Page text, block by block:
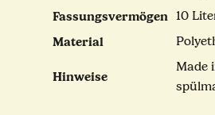
Fassungsvermögen 10
Material
Hinweise
Made